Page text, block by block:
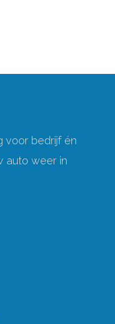
voor bedrijf én
auto weer in